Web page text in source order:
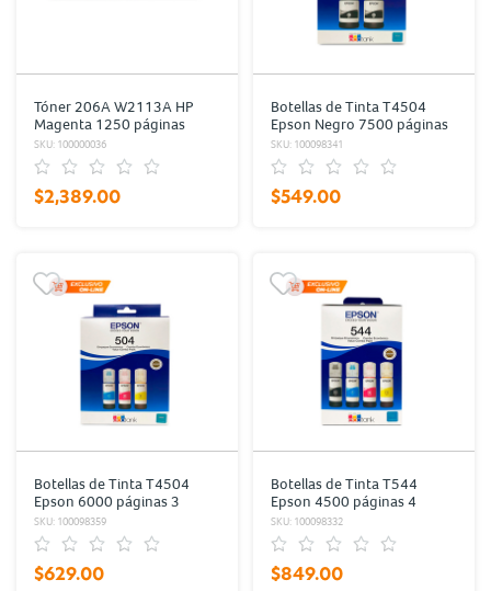
Tóner 206A W2113A HP
Magenta 1250 páginas
SKU: 100000036
$2,389.00
Botellas de Tinta T4504
Epson Negro 7500 páginas
2 piezas
SKU: 100098341
$549.00
Botellas de Tinta T4504
Epson 6000 páginas 3
piezas
SKU: 100098359
$629.00
Botellas de Tinta T544
Epson 4500 páginas 4
piezas
SKU: 100098332
$849.00